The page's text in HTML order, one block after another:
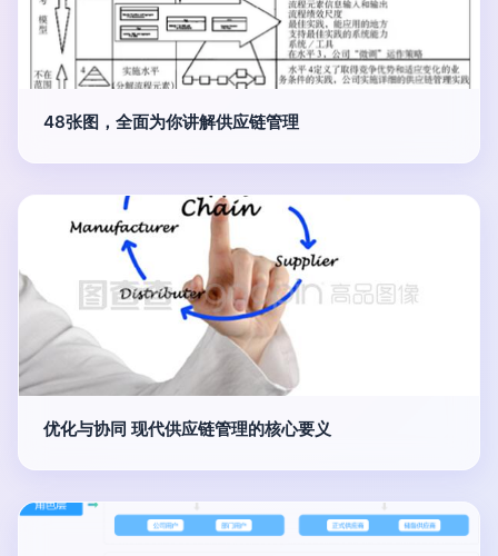
48张图，全面为你讲解供应链管理
优化与协同 现代供应链管理的核心要义